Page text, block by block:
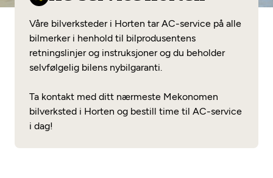
Se alle (52) tjenester her
Mekonomen Bilkonto
Fritt verkstedvalg
Lønnsomt valg
Mobilitetsgaranti
Våre bilverksteder i Horten tar AC-service på alle
bilmerker i henhold til bilprodusentens
retningslinjer og instruksjoner og du beholder
selvfølgelig bilens nybilgaranti.
Ta kontakt med ditt nærmeste Mekonomen
bilverksted i Horten og bestill time til AC-service
i dag!